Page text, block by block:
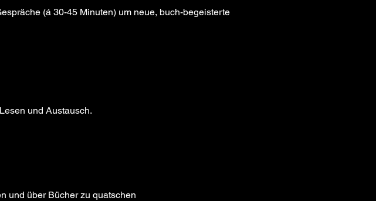
(á 30-45 Minuten) um neue, buch-begeisterte
und Austausch.
und über Bücher zu quatschen